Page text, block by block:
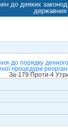
до деяких
державних
до порядку
процедури
За-179 Проти-4